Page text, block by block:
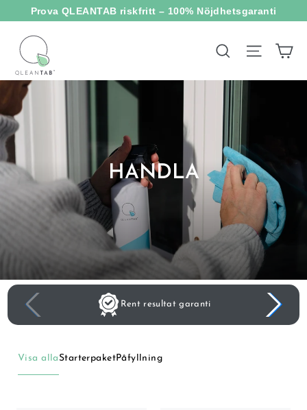
Hoppa
innehållet
Prova QLEANTAB riskfritt – 100% Nöjdhetsgaranti
Sök
HANDLA
Rent resultat garanti
Visa alla StarterpaketPåfyllning